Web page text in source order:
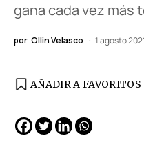
gana cada vez más
por Ollin Velasco 1 agosto
AÑADIR A FAVORITOS